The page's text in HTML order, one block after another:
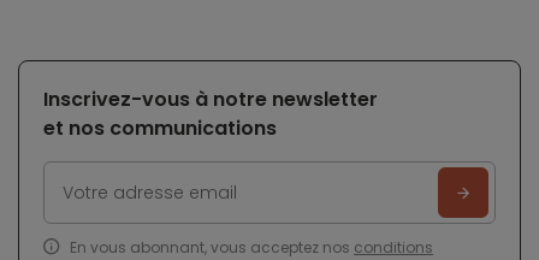
Inscrivez-vous à notre newsletter
et nos communications
En vous abonnant, vous acceptez nos conditions